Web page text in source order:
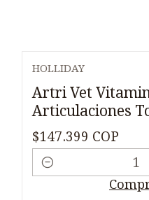
HOLLIDAY
Artri Vet
Articulaciones
$147.399 COP
Cantidad